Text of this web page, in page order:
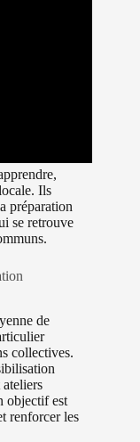
Ils
préparation
se retrouve
de
collectives.
objectif est
renforcer les